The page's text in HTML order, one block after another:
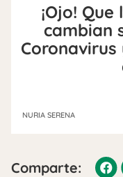
¡Ojo!
cambian
NURIA SERENA
Comparte: